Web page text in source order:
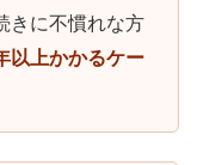
きに不慣れな方
以上かかるケー